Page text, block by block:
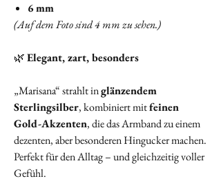
6 mm
(Auf dem Foto sind 4 mm zu sehen.)
🌿Elegant, zart, besonders
„Marisana“ strahlt inglänzendem
Sterlingsilber, kombiniert mitfeinen
Gold-Akzenten, die das Armband zu einem
dezenten, aber besonderen Hingucker machen.
Perfekt für den Alltag – und gleichzeitig voller
Gefühl.